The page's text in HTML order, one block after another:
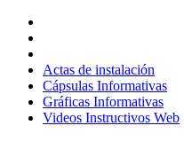
contenido
Actas de instalación
Cápsulas Informativas
Gráficas Informativas
Videos Instructivos Web